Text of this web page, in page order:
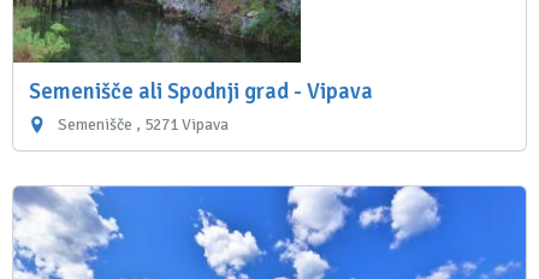
Semenišče ali Spodnji grad - Vipava
Semenišče , 5271 Vipava